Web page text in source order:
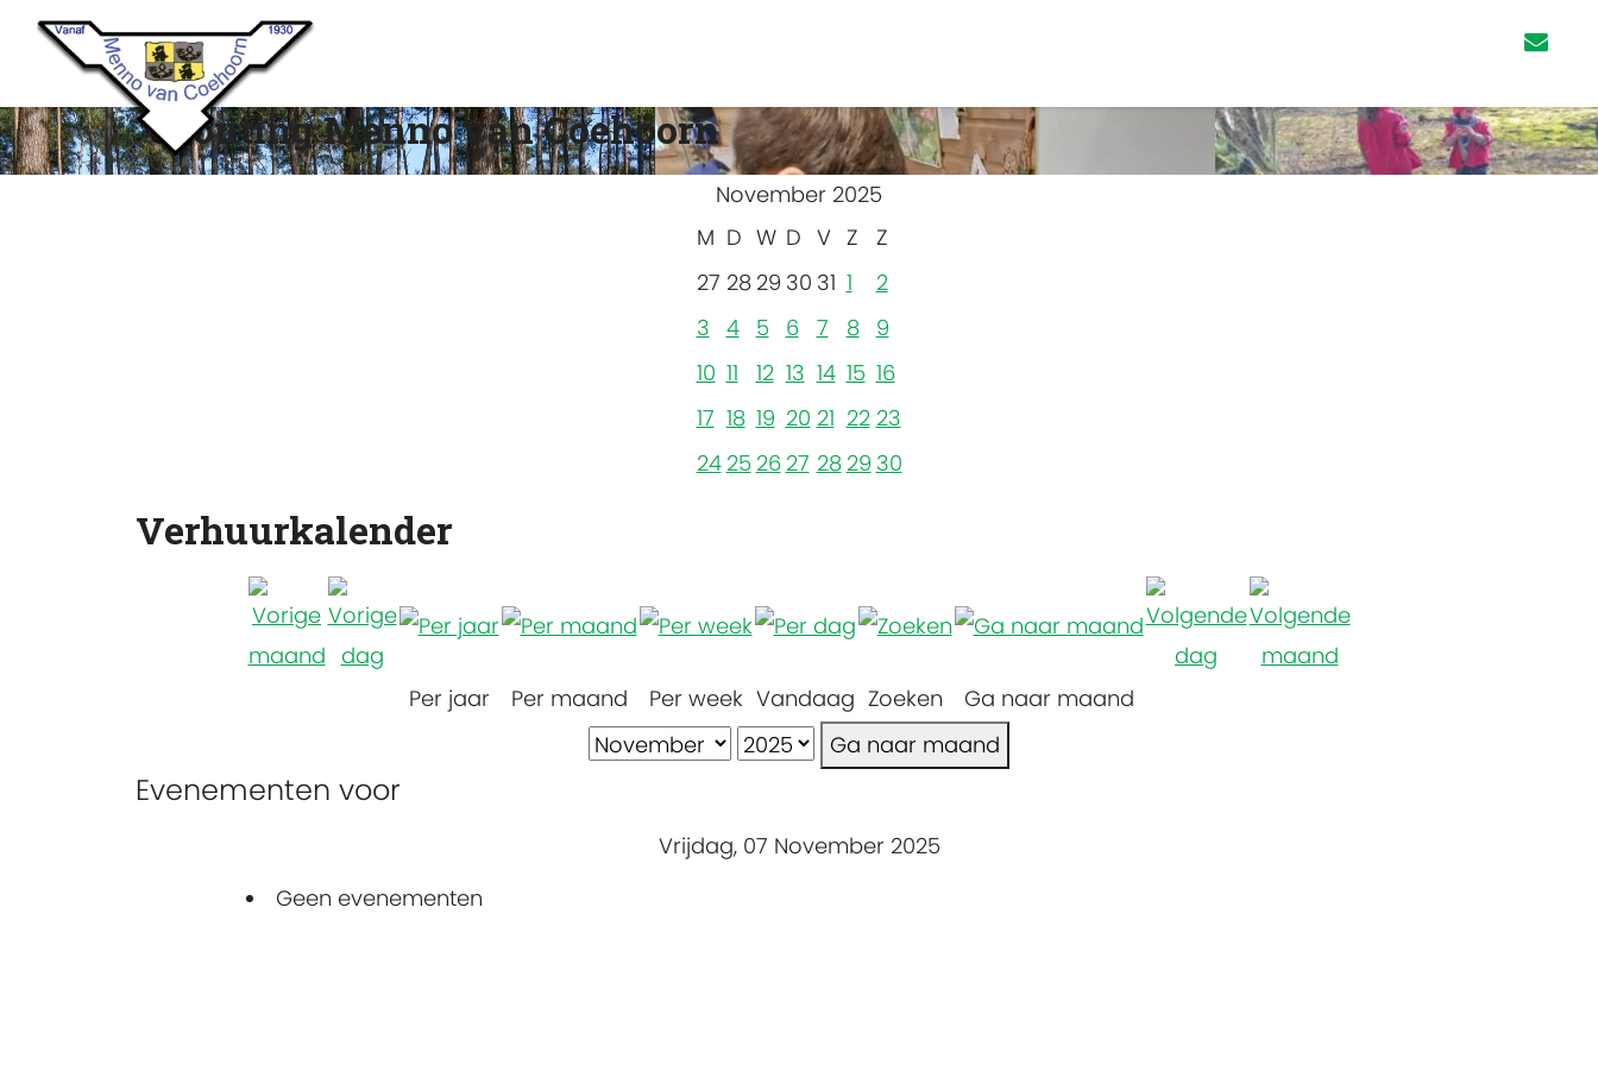
Scouting Menno van Coehoorn
November 2025
M D W D V Z
Z
27 28 29 30 31 1
2
3 4 5 6 7 8
9
10 11 12 13 14 15 16
17 18 19 20 21 22 23
24 25 26 27 28 29 30
Verhuurkalender
Per jaar Per maand Per week Vandaag Zoeken
Ga naar maand
Ga naar maand
Evenementen voor
Vrijdag, 07 November 2025
Geen evenementen